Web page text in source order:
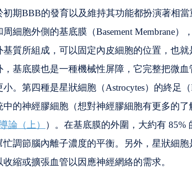
期BBB的發育以及維持其功能都扮演著相當
細胞外側的基底膜（Basement Membrane）
質所組成，可以固定內皮細胞的位置，也就
基底膜也是一種機械性屏障，它完整把微血
。第四種是星狀細胞（Astrocytes）的終足（
的神經膠細胞（想對神經膠細胞有更多的
論（上）
）。在基底膜的外圍，大約有 85%
調節腦內離子濃度的平衡。另外，星狀細胞
縮或擴張血管以因應神經網絡的需求。